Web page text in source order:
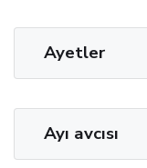
Ayetler
Ayı avcısı